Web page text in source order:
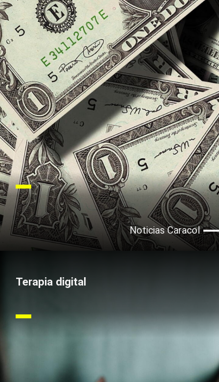
Noticias Caracol
Terapia digital